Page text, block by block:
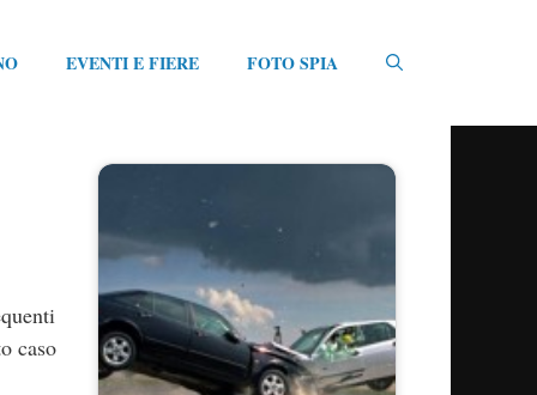
EVENTI E FIERE FOTO SPIA
caso